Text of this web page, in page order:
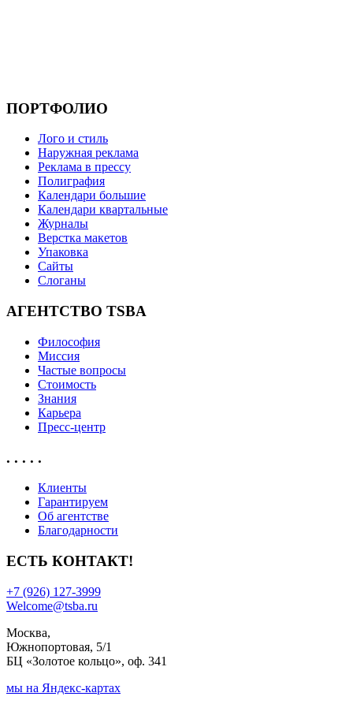
ПОРТФОЛИО
Лого и стиль
Наружная реклама
Реклама в прессу
Полиграфия
Календари большие
Календари квартальные
Журналы
Верстка макетов
Упаковка
Сайты
Слоганы
АГЕНТСТВО TSBA
Философия
Миссия
Частые вопросы
Стоимость
Знания
Карьера
Пресс-центр
. . . . .
Клиенты
Гарантируем
Об агентстве
Благодарности
ЕСТЬ КОНТАКТ!
+7 (926) 127-3999
Welcome@tsba.ru
Москва,
Южнопортовая, 5/1
БЦ «Золотое кольцо», оф. 341
мы на Яндекс-картах